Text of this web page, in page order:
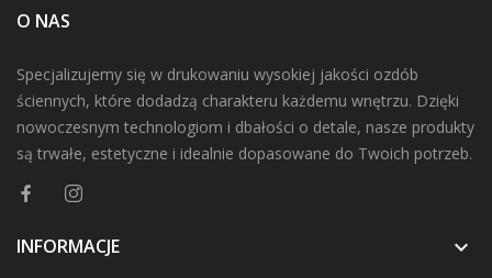
O NAS
Specjalizujemy się w drukowaniu wysokiej jakości ozdób
ściennych, które dodadzą charakteru każdemu wnętrzu. Dzięki
nowoczesnym technologiom i dbałości o detale, nasze produkty
są trwałe, estetyczne i idealnie dopasowane do Twoich potrzeb.
INFORMACJE 